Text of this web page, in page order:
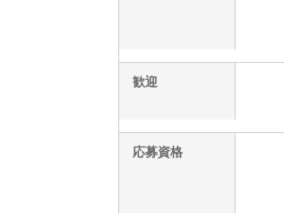
歓迎
応募資格